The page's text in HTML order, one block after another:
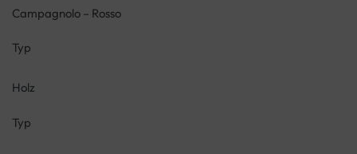
Campagnolo – Rosso
Typ
Holz
Typ